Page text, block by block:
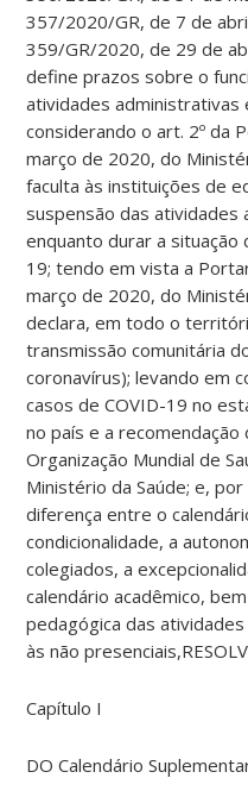
357/2020/GR, de 7 de
359/GR/2020, de 29 de
define prazos sobre o
atividades administrativas
considerando o art. 2º da
março de 2020, do
faculta às instituições de
suspensão das atividades
enquanto durar a situação
19; tendo em vista a
março de 2020, do
declara, em todo o
transmissão comunitária
coronavírus); levando em
casos de COVID-19 no
no país e a
Organização Mundial de
Ministério da Saúde; e,
diferença entre o
condicionalidade, a
colegiados, a
calendário acadêmico,
pedagógica das
às não
Capítulo I
DO Calendário